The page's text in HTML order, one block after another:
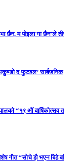
भा छैन, म पोइला गा छैन’ले
द फुटबल’ सार्बजनिक
“१९ औं वार्षिकोत्सव
गीत “सोचे झै भएन बिहे